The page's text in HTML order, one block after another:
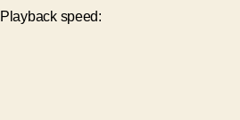
Playback speed: